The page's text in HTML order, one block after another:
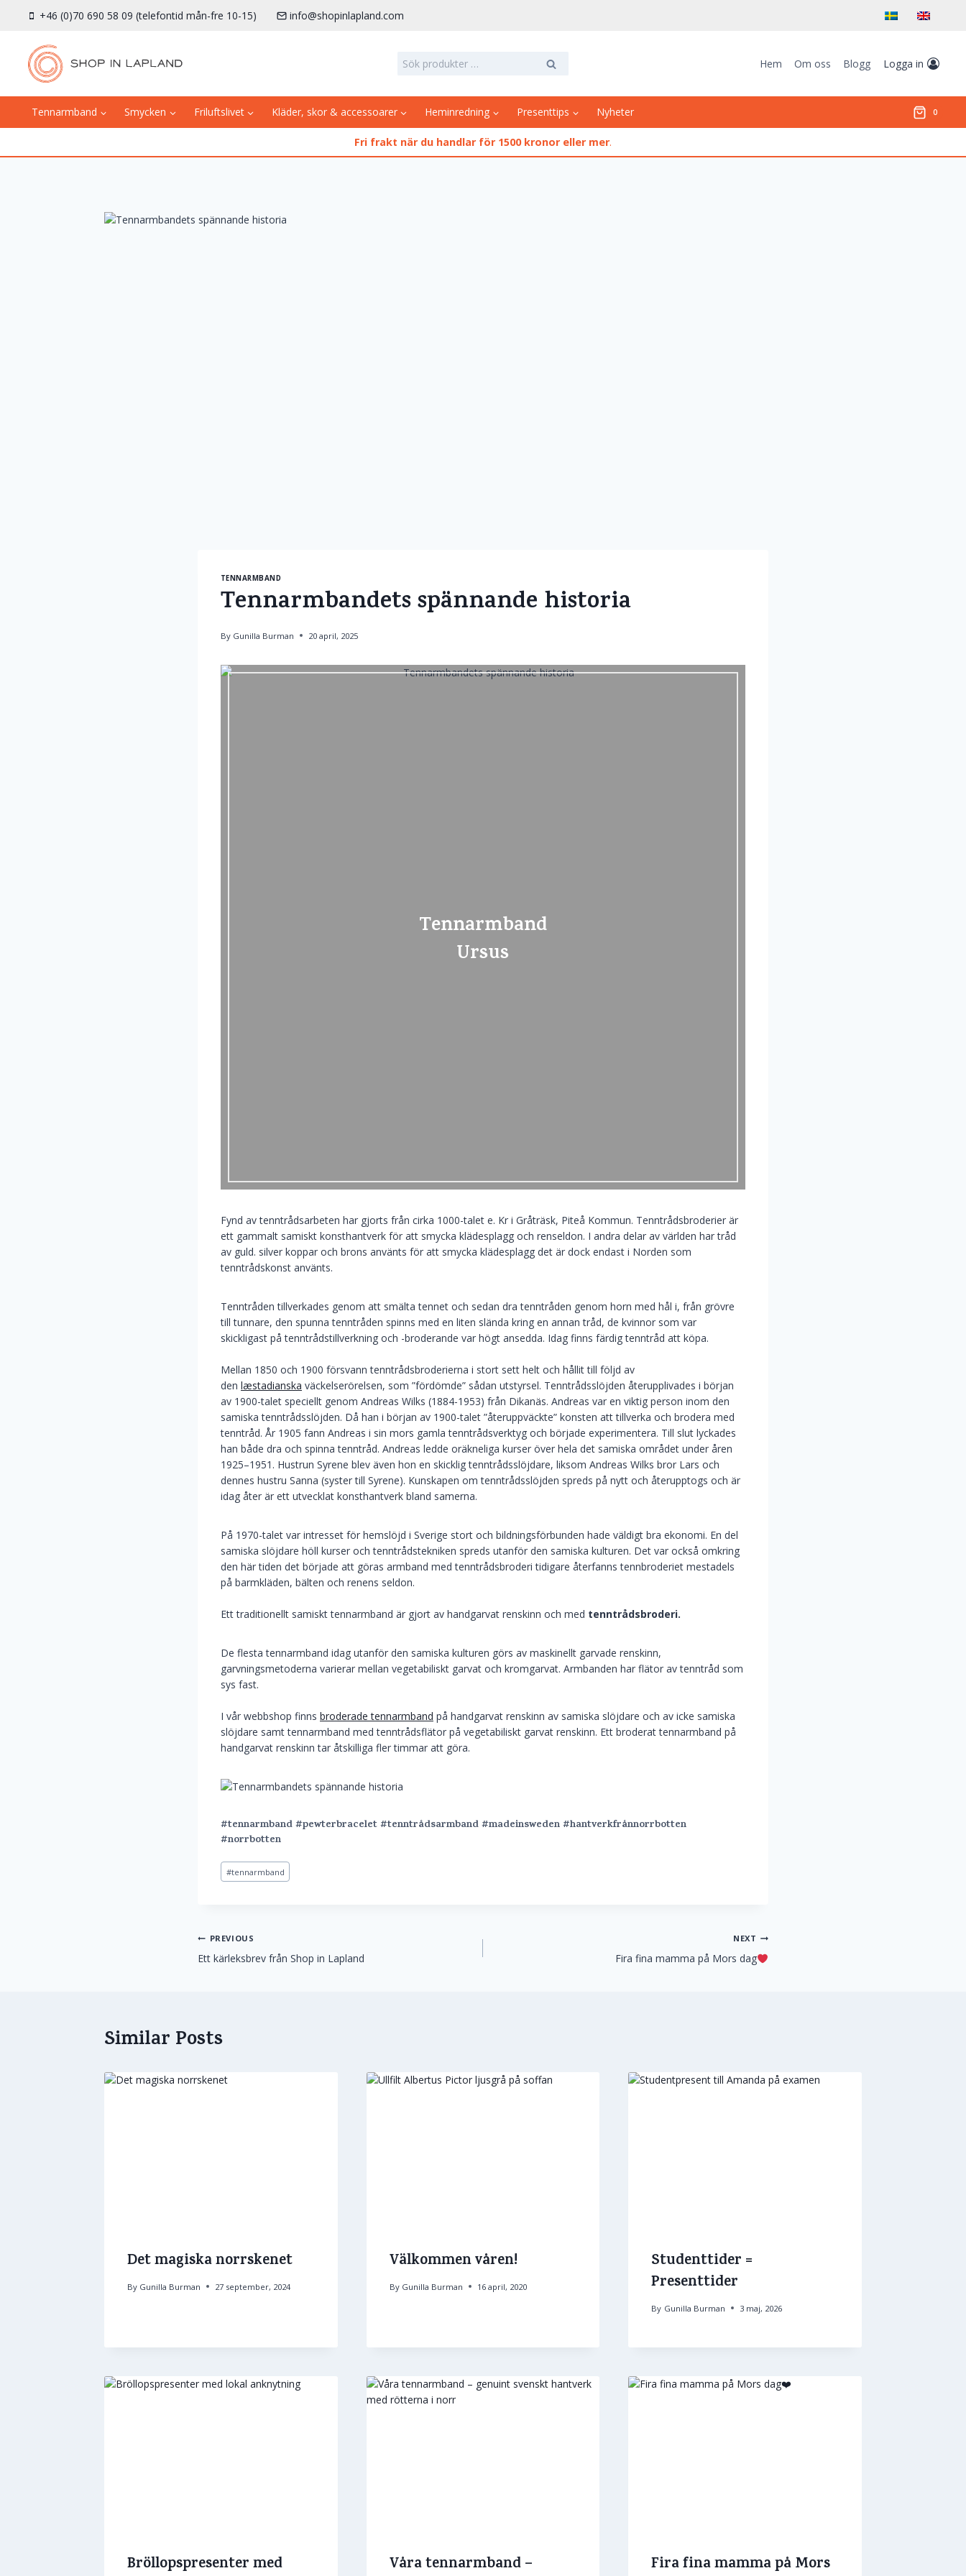
+46 (0)70 690 58 09 (telefontid mån-fre 10-15) info@shopinlapland.com
Sök
Sök Hem Om oss Blogg Logga in
Tennarmband Smycken Friluftslivet Kläder, skor & accessoarer Heminredning Presenttips Nyheter 0
Fri frakt när du handlar för 1500 kronor eller mer.
TENNARMBAND
Tennarmbandets spännande historia
By Gunilla Burman 20 april, 2025
Tennarmband
Ursus
Fynd av tenntrådsarbeten har gjorts från cirka 1000-talet e. Kr i Gråträsk, Piteå Kommun. Tenntrådsbroderier är
ett gammalt samiskt konsthantverk för att smycka klädesplagg och renseldon. I andra delar av världen har tråd
av guld. silver koppar och brons använts för att smycka klädesplagg det är dock endast i Norden som
tenntrådskonst använts.
Tenntråden tillverkades genom att smälta tennet och sedan dra tenntråden genom horn med hål i, från grövre
till tunnare, den spunna tenntråden spinns med en liten slända kring en annan tråd, de kvinnor som var
skickligast på tenntrådstillverkning och -broderande var högt ansedda. Idag finns färdig tenntråd att köpa.
Mellan 1850 och 1900 försvann tenntrådsbroderierna i stort sett helt och hållit till följd av
den læstadianska väckelserörelsen, som ”fördömde” sådan utstyrsel. Tenntrådsslöjden återupplivades i början
av 1900-talet speciellt genom Andreas Wilks (1884-1953) från Dikanäs. Andreas var en viktig person inom den
samiska tenntrådsslöjden. Då han i början av 1900-talet ”återuppväckte” konsten att tillverka och brodera med
tenntråd. År 1905 fann Andreas i sin mors gamla tenntrådsverktyg och började experimentera. Till slut lyckades
han både dra och spinna tenntråd. Andreas ledde oräkneliga kurser över hela det samiska området under åren
1925–1951. Hustrun Syrene blev även hon en skicklig tenntrådsslöjdare, liksom Andreas Wilks bror Lars och
dennes hustru Sanna (syster till Syrene). Kunskapen om tenntrådsslöjden spreds på nytt och återupptogs och är
idag åter är ett utvecklat konsthantverk bland samerna.
På 1970-talet var intresset för hemslöjd i Sverige stort och bildningsförbunden hade väldigt bra ekonomi. En del
samiska slöjdare höll kurser och tenntrådstekniken spreds utanför den samiska kulturen. Det var också omkring
den här tiden det började att göras armband med tenntrådsbroderi tidigare återfanns tennbroderiet mestadels
på barmkläden, bälten och renens seldon.
Ett traditionellt samiskt tennarmband är gjort av handgarvat renskinn och med tenntrådsbroderi.
De flesta tennarmband idag utanför den samiska kulturen görs av maskinellt garvade renskinn,
garvningsmetoderna varierar mellan vegetabiliskt garvat och kromgarvat. Armbanden har flätor av tenntråd som
sys fast.
I vår webbshop finns broderade tennarmband på handgarvat renskinn av samiska slöjdare och av icke samiska
slöjdare samt tennarmband med tenntrådsflätor på vegetabiliskt garvat renskinn. Ett broderat tennarmband på
handgarvat renskinn tar åtskilliga fler timmar att göra.
#tennarmband#pewterbracelet#tenntrådsarmband#madeinsweden#hantverkfrånnorrbotten
#norrbotten
Post
Tags:
#tennarmband
Inläggsnavigering
PREVIOUS
Ett kärleksbrev från Shop in Lapland
NEXT
Fira fina mamma på Mors dag
Similar Posts
Det magiska norrskenet
By Gunilla Burman 27 september, 2024
Välkommen våren!
By Gunilla Burman 16 april, 2020
Studenttider =
Presenttider
By Gunilla Burman 3 maj, 2026
Bröllopspresenter med
Våra tennarmband –
Fira fina mamma på Mors